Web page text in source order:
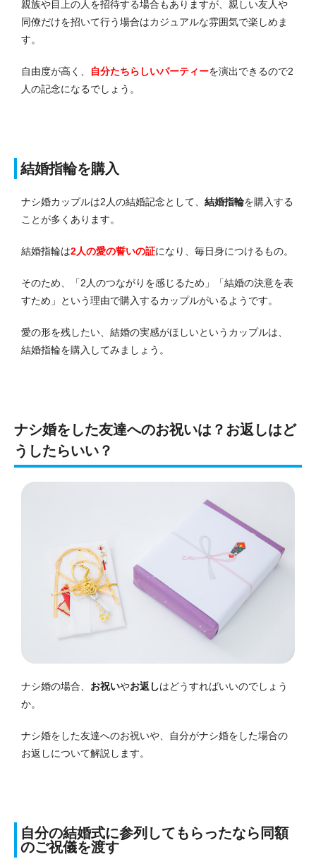
親族や目上の人を招待する場合もありますが、親しい友人や
同僚だけを招いて行う場合はカジュアルな雰囲気で楽しめま
す。
自由度が高く、 自分たちらしいパーティーを演出できるので2
人の記念になるでしょう。
結婚指輪を購入
ナシ婚カップルは2人の結婚記念として、 結婚指輪を購入する
ことが多くあります。
結婚指輪は2人の愛の誓いの証になり、毎日身につけるもの。
そのため、「2人のつながりを感じるため」「結婚の決意を表
すため」という理由で購入するカップルがいるようです。
愛の形を残したい、結婚の実感がほしいというカップルは、
結婚指輪を購入してみましょう。
ナシ婚をした友達へのお祝いは？お返しはど
うしたらいい？
ナシ婚の場合、 お祝いやお返しはどうすればいいのでしょう
か。
ナシ婚をした友達へのお祝いや、自分がナシ婚をした場合の
お返しについて解説します。
自分の結婚式に参列してもらったなら同額
のご祝儀を渡す